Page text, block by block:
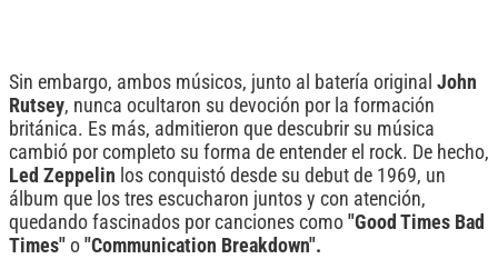
Sin embargo, ambos músicos, junto al batería original John
Rutsey, nunca ocultaron su devoción por la formación
británica. Es más, admitieron que descubrir su música
cambió por completo su forma de entender el rock. De hecho,
Led Zeppelin los conquistó desde su debut de 1969, un
álbum que los tres escucharon juntos y con atención,
quedando fascinados por canciones como "Good Times Bad
Times" o "Communication Breakdown".